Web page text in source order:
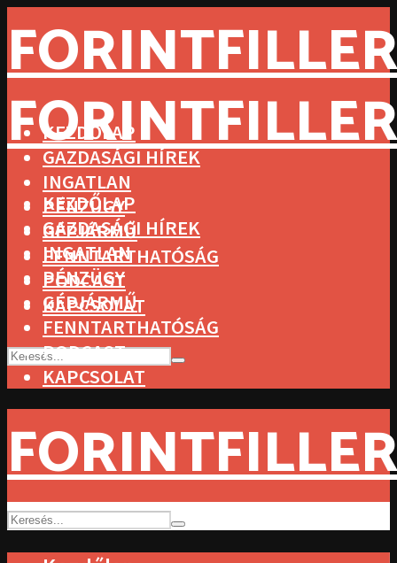
KEZDŐLAP
GAZDASÁGI HÍREK
INGATLAN
PÉNZÜGY
GÉPJÁRMŰ
FENNTARTHATÓSÁG
PODCAST
KAPCSOLAT
KEZDŐLAP
GAZDASÁGI HÍREK
INGATLAN
PÉNZÜGY
GÉPJÁRMŰ
FENNTARTHATÓSÁG
PODCAST
KAPCSOLAT